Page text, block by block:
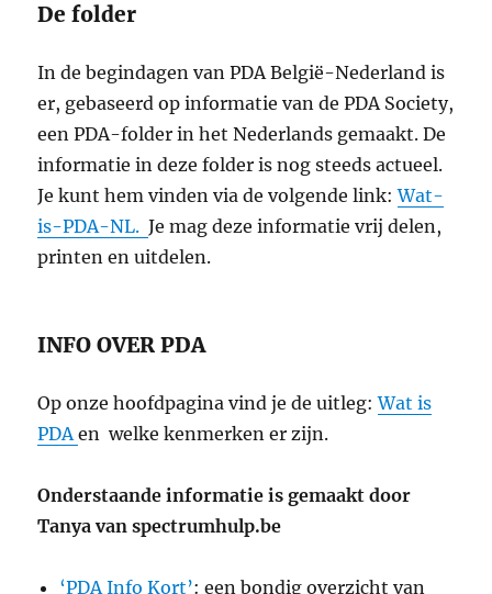
De folder
In de begindagen van PDA België-Nederland is
er, gebaseerd op informatie van de PDA Society,
een PDA-folder in het Nederlands gemaakt. De
informatie in deze folder is nog steeds actueel.
Je kunt hem vinden via de volgende link:Wat-
is-PDA-NL.Je mag deze informatie vrij delen,
printen en uitdelen.
INFO OVER PDA
Op onze hoofdpagina vind je de uitleg:Wat is
PDAen welke kenmerken er zijn.
Onderstaande informatie is gemaakt door
Tanya van spectrumhulp.be
‘PDA Info Kort’: een bondig overzicht van